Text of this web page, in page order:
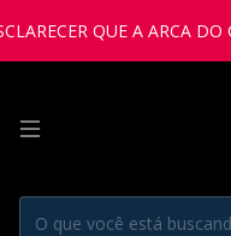
QUE A ARCA DO